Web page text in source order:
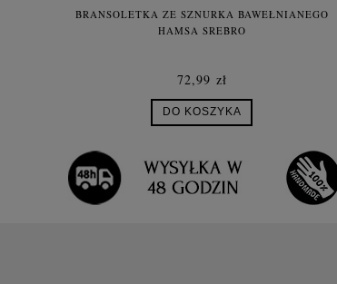
BRANSOLETKA ZE SZNURKA BAWEŁNIANEGO
HAMSA SREBRO
72,99 zł
DO KOSZYKA